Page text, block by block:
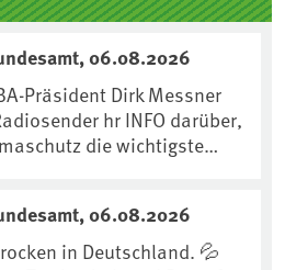
06.08.2026
Präsident Dirk Messner
hr INFO darüber,
episode/urn
06.08.2026
in Deutschland. 💦